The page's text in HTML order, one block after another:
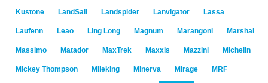
Kustone LandSail Landspider Lanvigator Lassa
Laufenn Leao Ling Long Magnum Marangoni Marshal
Massimo Matador MaxTrek Maxxis Mazzini Michelin
Mickey Thompson Mileking Minerva Mirage MRF